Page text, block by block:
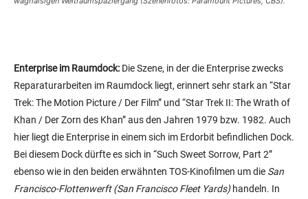
Enterprise im Raumdock: Die Szene, in der die Enterprise zwecks
Reparaturarbeiten im Raumdock liegt, erinnert sehr stark an “Star
Trek: The Motion Picture / Der Film” und “Star Trek II: The Wrath of
Khan / Der Zorn des Khan” aus den Jahren 1979 bzw. 1982. Auch
hier liegt die Enterprise in einem sich im Erdorbit befindlichen Dock.
Bei diesem Dock dürfte es sich in “Such Sweet Sorrow, Part 2”
ebenso wie in den beiden erwähnten TOS-Kinofilmen um die San
Francisco-Flottenwerft (San Francisco Fleet Yards)handeln. In